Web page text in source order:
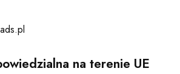
na terenie UE